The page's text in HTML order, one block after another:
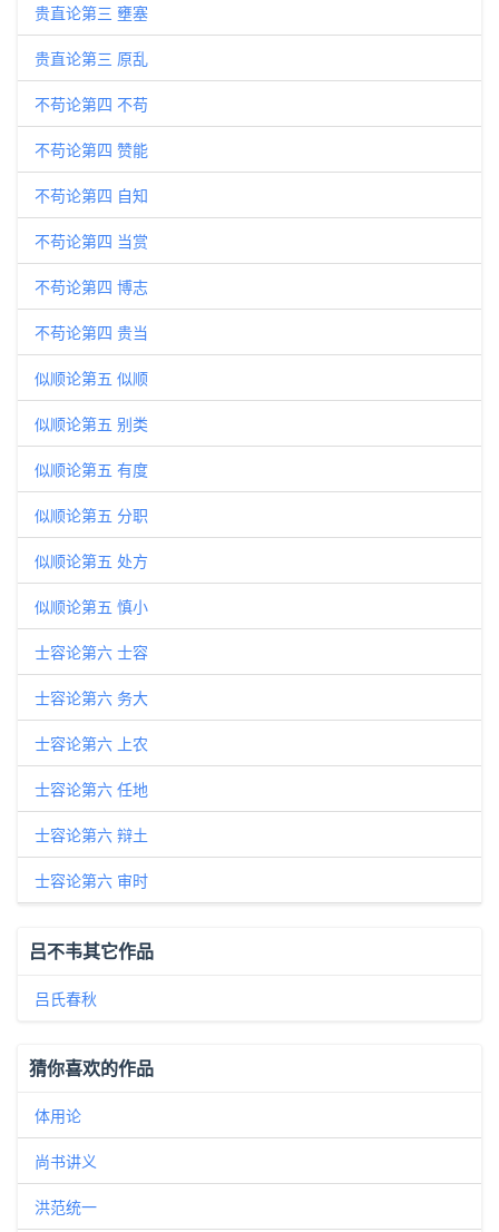
贵直论第三 壅塞
贵直论第三 原乱
不苟论第四 不苟
不苟论第四 赞能
不苟论第四 自知
不苟论第四 当赏
不苟论第四 博志
不苟论第四 贵当
似顺论第五 似顺
似顺论第五 别类
似顺论第五 有度
似顺论第五 分职
似顺论第五 处方
似顺论第五 慎小
士容论第六 士容
士容论第六 务大
士容论第六 上农
士容论第六 任地
士容论第六 辩土
士容论第六 审时
吕不韦其它作品
吕氏春秋
猜你喜欢的作品
体用论
尚书讲义
洪范统一